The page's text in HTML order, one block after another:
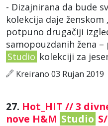
- Dizajnirana da bude
kolekcija daje ženskom
potpuno drugačiji
samopouzdanih žena
Studio kolekciji za
Kreirano 03 Rujan 2019
27. Hot_HIT // 3
nove H&M Studio